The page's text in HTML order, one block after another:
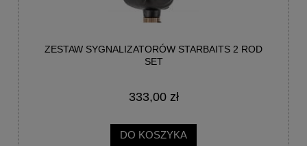
ZESTAW SYGNALIZATORÓW STARBAITS 2 ROD
SET
333,00 zł
DO KOSZYKA